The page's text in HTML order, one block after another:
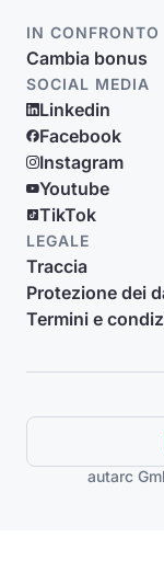
IN CONFRONTO
Cambia bonus
SOCIAL MEDIA
Linkedin
Facebook
Instagram
Youtube
TikTok
LEGALE
Traccia
Protezione dei
Termini e
autarc